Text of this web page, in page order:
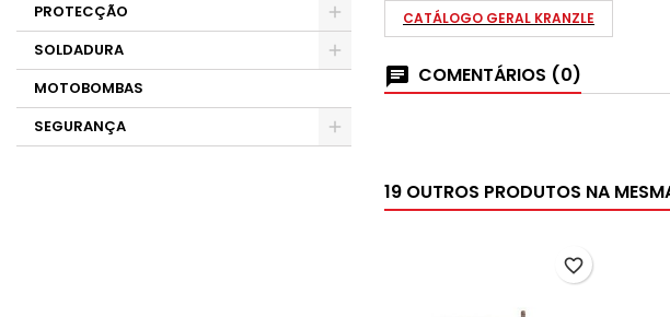
PROTECÇÃO
SOLDADURA
MOTOBOMBAS
SEGURANÇA
CATÁLOGO GERAL KRANZLE
COMENTÁRIOS (0)
19 OUTROS PRODUTOS NA
favorite_border